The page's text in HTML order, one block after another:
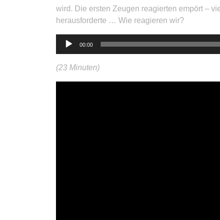
wird. Die ersten Zeugen reagierten empört –
herausforderte … Wie reagieren wir?
Audio-
00:00
(23 Minuten)